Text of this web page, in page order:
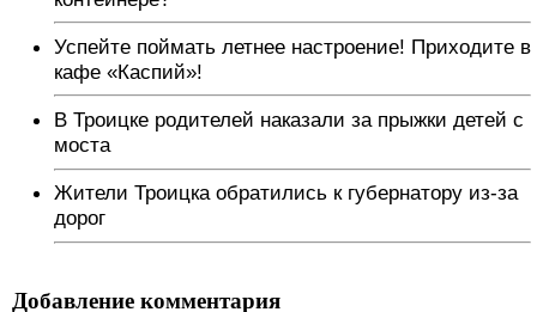
Успейте поймать летнее настроение! Приходите в
кафе «Каспий»!
В Троицке родителей наказали за прыжки детей с
моста
Жители Троицка обратились к губернатору из-за
дорог
Добавление комментария